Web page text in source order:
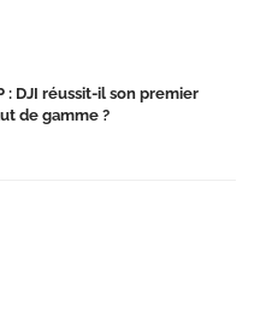
: DJI réussit-il son premier
de gamme ?